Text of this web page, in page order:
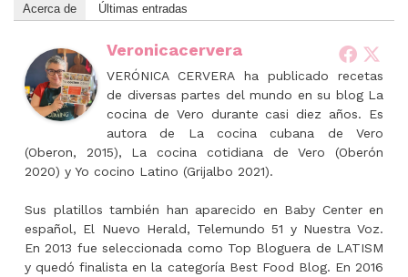
Acerca de Últimas entradas
Veronicacervera
VERÓNICA CERVERA ha publicado recetas
de diversas partes del mundo en su blog La
cocina de Vero durante casi diez años. Es
autora de La cocina cubana de Vero
(Oberon, 2015), La cocina cotidiana de Vero (Oberón
2020) y Yo cocino Latino (Grijalbo 2021).
Sus platillos también han aparecido en Baby Center en
español, El Nuevo Herald, Telemundo 51 y Nuestra Voz.
En 2013 fue seleccionada como Top Bloguera de LATISM
y quedó finalista en la categoría Best Food Blog. En 2016